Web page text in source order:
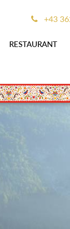
RESTAURANT
+43